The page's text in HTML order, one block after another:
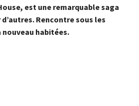
est une remarquablesaga
Rencontre sous les
habitées.